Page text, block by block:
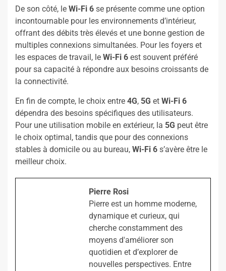
De son côté, le Wi-Fi 6 se présente comme une option
incontournable pour les environnements d’intérieur,
offrant des débits très élevés et une bonne gestion de
multiples connexions simultanées. Pour les foyers et
les espaces de travail, le Wi-Fi 6 est souvent préféré
pour sa capacité à répondre aux besoins croissants de
la connectivité.
En fin de compte, le choix entre 4G, 5G et Wi-Fi 6
dépendra des besoins spécifiques des utilisateurs.
Pour une utilisation mobile en extérieur, la 5G peut être
le choix optimal, tandis que pour des connexions
stables à domicile ou au bureau, Wi-Fi 6 s’avère être le
meilleur choix.
Pierre Rosi
Pierre est un homme moderne,
dynamique et curieux, qui
cherche constamment des
moyens d'améliorer son
quotidien et d’explorer de
nouvelles perspectives. Entre